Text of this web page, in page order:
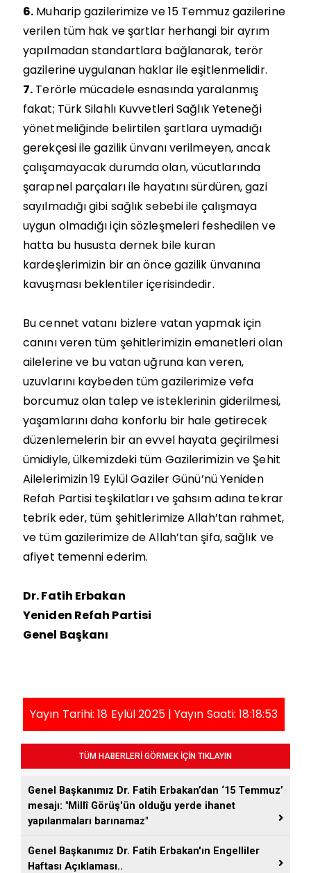
6. Muharip gazilerimize ve 15 Temmuz gazilerine
verilen tüm hak ve şartlar herhangi bir ayrım
yapılmadan standartlara bağlanarak, terör
gazilerine uygulanan haklar ile eşitlenmelidir.
7. Terörle mücadele esnasında yaralanmış
fakat; Türk Silahlı Kuvvetleri Sağlık Yeteneği
yönetmeliğinde belirtilen şartlara uymadığı
gerekçesi ile gazilik ünvanı verilmeyen, ancak
çalışamayacak durumda olan, vücutlarında
şarapnel parçaları ile hayatını sürdüren, gazi
sayılmadığı gibi sağlık sebebi ile çalışmaya
uygun olmadığı için sözleşmeleri feshedilen ve
hatta bu hususta dernek bile kuran
kardeşlerimizin bir an önce gazilik ünvanına
kavuşması beklentiler içerisindedir.
Bu cennet vatanı bizlere vatan yapmak için
canını veren tüm şehitlerimizin emanetleri olan
ailelerine ve bu vatan uğruna kan veren,
uzuvlarını kaybeden tüm gazilerimize vefa
borcumuz olan talep ve isteklerinin giderilmesi,
yaşamlarını daha konforlu bir hale getirecek
düzenlemelerin bir an evvel hayata geçirilmesi
ümidiyle, ülkemizdeki tüm Gazilerimizin ve Şehit
Ailelerimizin 19 Eylül Gaziler Günü’nü Yeniden
Refah Partisi teşkilatları ve şahsım adına tekrar
tebrik eder, tüm şehitlerimize Allah’tan rahmet,
ve tüm gazilerimize de Allah’tan şifa, sağlık ve
afiyet temenni ederim.
Dr. Fatih Erbakan
Yeniden Refah Partisi
Genel Başkanı
Yayın Tarihi: 18 Eylül 2025 | Yayın Saati: 18:18:53
TÜM HABERLERİ GÖRMEK İÇİN TIKLAYIN
Genel Başkanımız Dr. Fatih Erbakan’dan ‘15 Temmuz’
mesajı: "Millî Görüş'ün olduğu yerde ihanet
yapılanmaları barınamaz"
Genel Başkanımız Dr. Fatih Erbakan'ın Engelliler
Haftası Açıklaması..